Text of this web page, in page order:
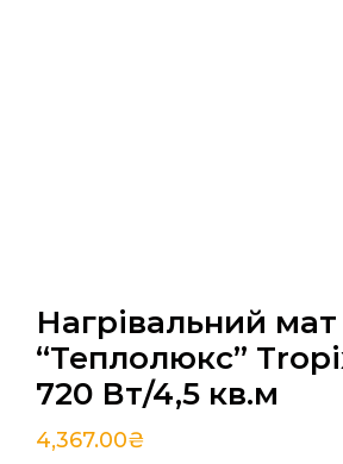
Нагрівальний мат
“Теплолюкс”
720 Вт/4,5 кв.м
4,367.00₴